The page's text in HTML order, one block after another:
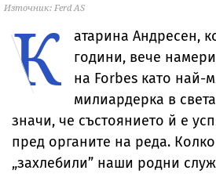
Източник: Ferd AS
К
атарина Андресен,
години, вече
на Forbes като най-
милиардерка в
значи, че състоянието й е
пред органите на реда.
„захлебили” наши родни